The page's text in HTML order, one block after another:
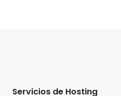
Servicios de Hosting